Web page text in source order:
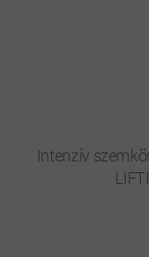
Intenzív